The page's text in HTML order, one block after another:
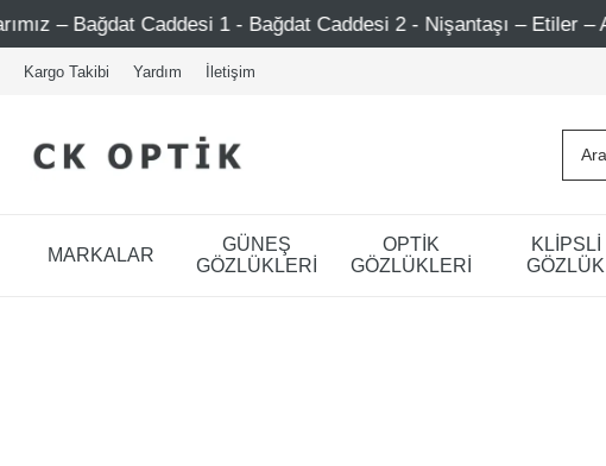
Caddesi 1 - Bağdat Caddesi 2 - Nişantaşı – Etiler – Ataşehir
Kargo Takibi Yardım İletişim
MARKALAR
GÜNEŞ
GÖZLÜKLERİ
OPTİK
GÖZLÜKLERİ
KLİPSLİ
GÖZLÜK